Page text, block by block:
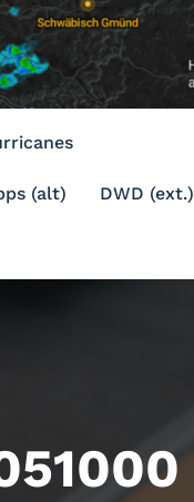
(alt) DWD (ext.)